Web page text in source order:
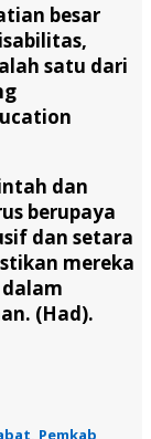
besar
satu dari
dan
berupaya
dan setara
mereka
(Had).
Pemkab